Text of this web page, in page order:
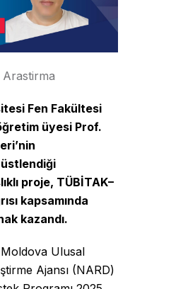
Arastirma
Fen Fakültesi
üyesi Prof.
proje, TÜBİTAK–
kapsamında
kazandı.
Ulusal
Ajansı (NARD)